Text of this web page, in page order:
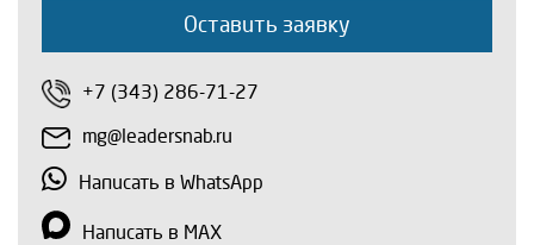
Оставить заявку
+7 (343) 286-71-27
mg@leadersnab.ru
Написать в WhatsApp
Написать в MAX